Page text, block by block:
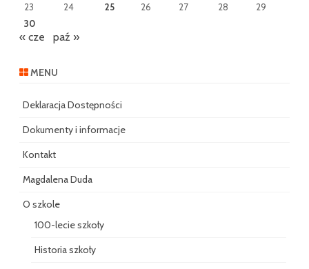
23
24 25 26 27 28
29
30
« cze paź »
MENU
Deklaracja Dostępności
Dokumenty i informacje
Kontakt
Magdalena Duda
O szkole
100-lecie szkoły
Historia szkoły